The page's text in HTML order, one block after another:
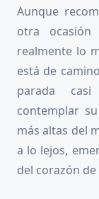
Aunque
otra
realmente lo
está de
parada
contemplar
más altas del
a lo lejos,
del corazón de